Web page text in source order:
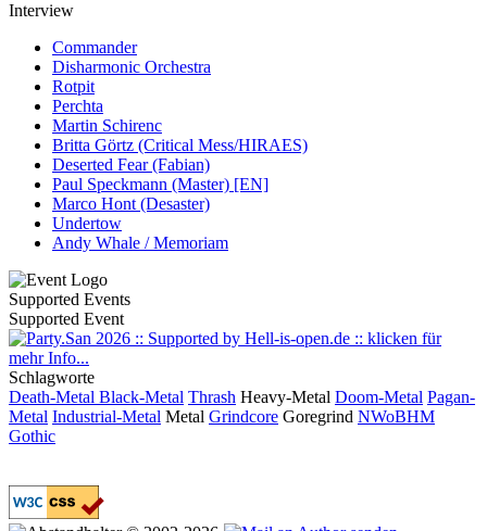
Interview
Commander
Disharmonic Orchestra
Rotpit
Perchta
Martin Schirenc
Britta Görtz (Critical Mess/HIRAES)
Deserted Fear (Fabian)
Paul Speckmann (Master) [EN]
Marco Hont (Desaster)
Undertow
Andy Whale / Memoriam
Supported Events
Supported Event
Schlagworte
Death-Metal Black-Metal Thrash Heavy-Metal Doom-Metal Pagan-
Metal Industrial-Metal Metal Grindcore Goregrind NWoBHM
Gothic